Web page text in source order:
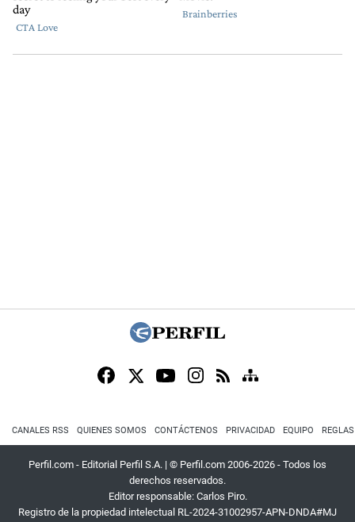
CANALES RSS QUIENES SOMOS CONTÁCTENOS PRIVACIDAD EQUIPO
Perfil.com - Editorial Perfil S.A. | © Perfil.com 2006-2026 - Todos los
derechos reservados.
Editor responsable: Carlos Piro.
Registro de la propiedad intelectual RL-2024-31002957-APN-DNDA#MJ